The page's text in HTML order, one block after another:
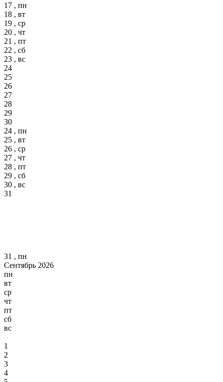
17 , пн
18 , вт
19 , ср
20 , чт
21 , пт
22 , сб
23 , вс
24
25
26
27
28
29
30
24 , пн
25 , вт
26 , ср
27 , чт
28 , пт
29 , сб
30 , вс
31
31 , пн
Сентябрь 2026
пн
вт
ср
чт
пт
сб
вс
1
2
3
4